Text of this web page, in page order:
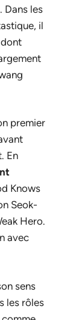
. Dans les
il
premier
. En
Knows
Seok-
Hero.
avec
sens
les rôles